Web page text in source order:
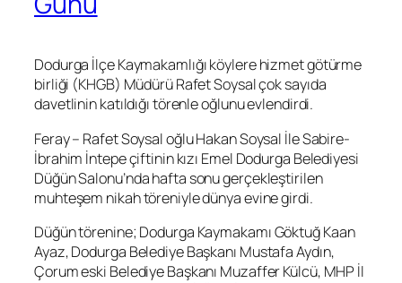
Dodurga İlçe Kaymakamlığı köylere hizmet götürme
birliği (KHGB) Müdürü Rafet Soysal çok sayıda
davetlinin katıldığı törenle oğlunu evlendirdi.
Feray – Rafet Soysal oğlu Hakan Soysal İle Sabire-
İbrahim İntepe çiftinin kızı Emel Dodurga Belediyesi
Düğün Salonu’nda hafta sonu gerçekleştirilen
muhteşem nikah töreniyle dünya evine girdi.
Düğün törenine; Dodurga Kaymakamı Göktuğ Kaan
Ayaz, Dodurga Belediye Başkanı Mustafa Aydın,
Çorum eski Belediye Başkanı Muzaffer Külcü, MHP İl